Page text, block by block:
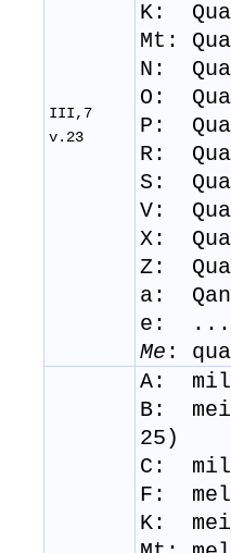
III,7
v.23
K:
Mt:
N:
O:
P:
R:
S:
V:
X:
Z:
a:
e:
Me :
A:
B:
25)
C:
F:
K: